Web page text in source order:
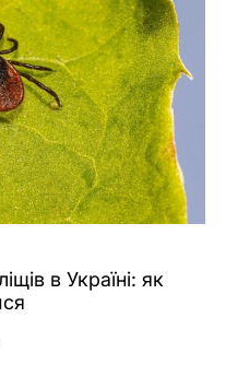
в Україні: як